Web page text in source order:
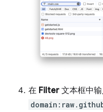
在 Filter 文本框中